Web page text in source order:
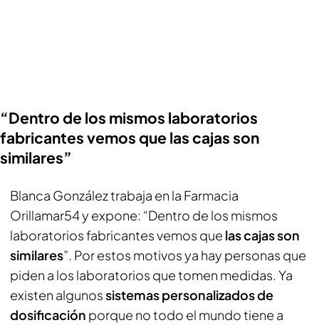
“Dentro de los mismos laboratorios
fabricantes vemos que las cajas son
similares”
Blanca González trabaja en la Farmacia
Orillamar54 y expone: “Dentro de los mismos
laboratorios fabricantes vemos que las cajas son
similares”. Por estos motivos ya hay personas que
piden a los laboratorios que tomen medidas. Ya
existen algunossistemas personalizados de
dosificación porque no todo el mundo tiene a